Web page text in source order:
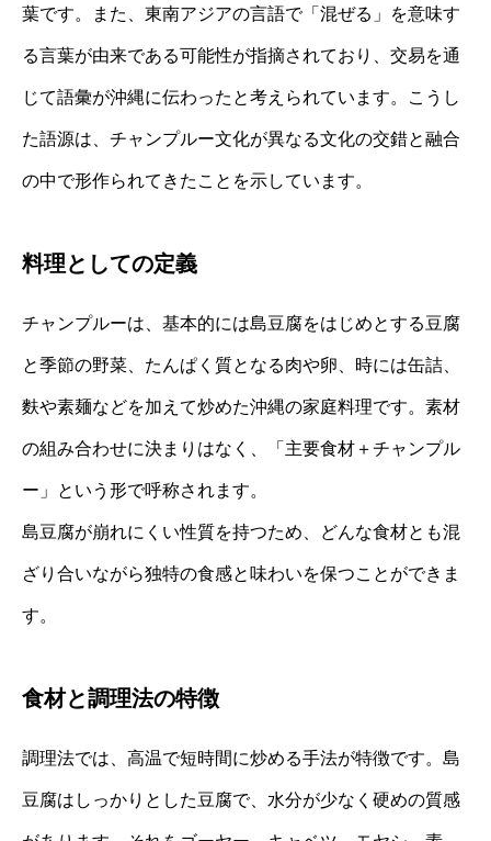
葉です。また、東南アジアの言語で「混ぜる」を意味す
る言葉が由来である可能性が指摘されており、交易を通
じて語彙が沖縄に伝わったと考えられています。こうし
た語源は、チャンプルー文化が異なる文化の交錯と融合
の中で形作られてきたことを示しています。
料理としての定義
チャンプルーは、基本的には島豆腐をはじめとする豆腐
と季節の野菜、たんぱく質となる肉や卵、時には缶詰、
麩や素麺などを加えて炒めた沖縄の家庭料理です。素材
の組み合わせに決まりはなく、「主要食材＋チャンプル
ー」という形で呼称されます。
島豆腐が崩れにくい性質を持つため、どんな食材とも混
ざり合いながら独特の食感と味わいを保つことができま
す。
食材と調理法の特徴
調理法では、高温で短時間に炒める手法が特徴です。島
豆腐はしっかりとした豆腐で、水分が少なく硬めの質感